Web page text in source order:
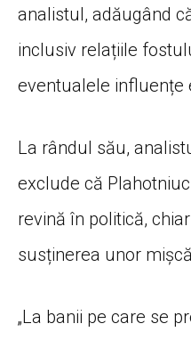
analistul, adăugând
inclusiv relațiile
eventualele influențe
La rândul său,
exclude că
revină în politică,
susținerea unor
„La banii pe care se